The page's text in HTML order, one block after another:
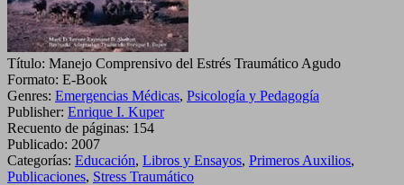
Título: Manejo Comprensivo del Estrés Traumático Agudo
Formato: E-Book
Genres: Emergencias Médicas, Psicología y Pedagogía
Publisher: Enrique I. Kuper
Recuento de páginas: 154
Publicado: 2007
Categorías: Educación, Libros y Ensayos, Primeros Auxilios,
Publicaciones, Stress Traumático